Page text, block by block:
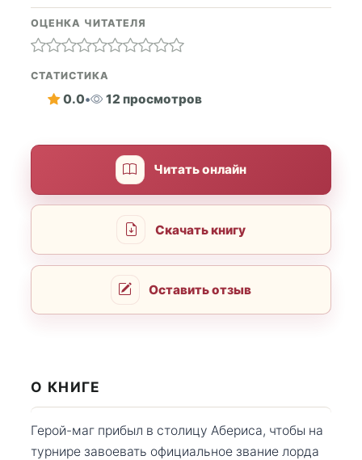
ОЦЕНКА ЧИТАТЕЛЯ
СТАТИСТИКА
0.0• 12 просмотров
Читать онлайн
Скачать книгу
Оставить отзыв
О КНИГЕ
Герой-маг прибыл в столицу Абериса, чтобы на
турнире завоевать официальное звание лорда